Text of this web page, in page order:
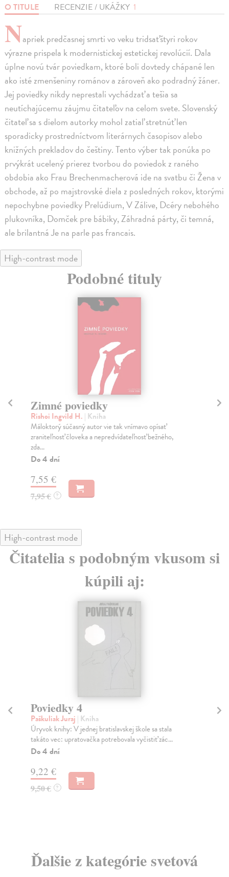
O TITULE RECENZIE / UKÁŽKY 1
Napriek predčasnej smrti vo veku tridsaťštyri rokov
výrazne prispela k modernistickej estetickej revolúcií. Dala
úplne novú tvár poviedkam, ktoré boli dovtedy chápané len
ako isté zmenšeniny románov a zároveň ako podradný žáner.
Jej poviedky nikdy neprestali vychádzať a tešia sa
neutíchajúcemu záujmu čitateľov na celom svete. Slovenský
čitateľ sa s dielom autorky mohol zatiaľ stretnúť len
sporadicky prostredníctvom literárnych časopisov alebo
knižných prekladov do češtiny. Tento výber tak ponúka po
prvýkrát ucelený prierez tvorbou do poviedok z raného
obdobia ako Frau Brechenmacherová ide na svatbu či Žena v
obchode, až po majstrovské diela z posledných rokov, ktorými
nepochybne poviedky Prelúdium, V Zálive, Dcéry nebohého
plukovníka, Domček pre bábiky, Záhradná párty, či temná,
ale brilantná Je na parle pas francais.
High-contrast mode
Podobné tituly
Zimné poviedky
Rishoi Ingvild H. | Kniha
Máloktorý súčasný autor vie tak vnímavo opísať
zraniteľnosť človeka a nepredvídateľnosť bežného,
zda...
Do 4 dní
7,55 €
7,95 € ?
High-contrast mode
Čitatelia s podobným vkusom si
kúpili aj:
Poviedky 4
Paškuliak Juraj | Kniha
Úryvok knihy: V jednej bratislavskej škole sa stala
takáto vec: upratovačka potrebovala vyčistiť zác...
Do 4 dní
9,22 €
9,50 € ?
Ďalšie z kategórie svetová